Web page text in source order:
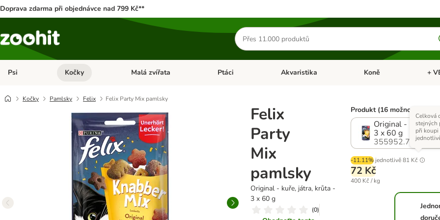
Doprava zdarma při objednávce nad 799 Kč**
Hledat
produkty
Psi Otevřít menu: Psi
Kočky Otevřít menu: Kočky
Malá zvířata Otevřít menu: Malá zvířata
Ptáci Otevřít menu: Ptáci
Akvaristika Otevřít menu: Akvaristika
Koně +
Kočky Pamlsky Felix Felix Party Mix pamlsky
Felix
Party
Mix
pamlsky
Original - kuře, játra, krůta -
3 x 60 g
(0)
Produkt (16 možností)
Original - kuře,
3 x 60 g
355952.7
-11.11% jednotlivě81 Kč
Celková
stejných
při koupi
72 Kč
400 Kč / kg